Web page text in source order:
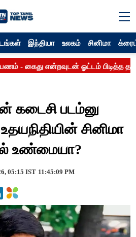
இந்தியா உலகம் சினிமா
படம்னு
சினிமா
உண்மையா?
05:15 IST 11:45:09 PM